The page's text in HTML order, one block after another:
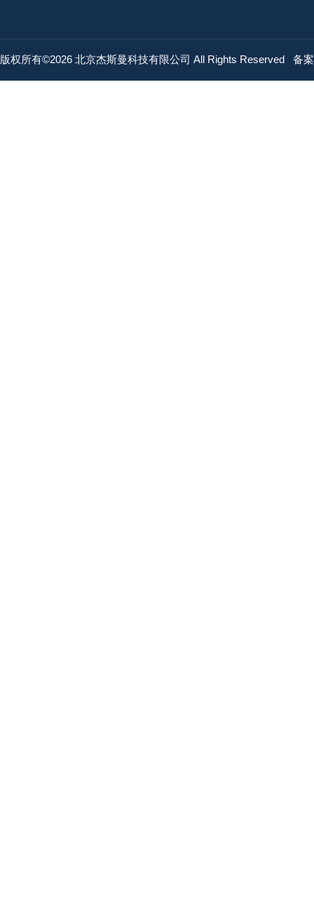
版权所有©2026 北京杰斯曼科技有限公司 All Rights Reserved 备